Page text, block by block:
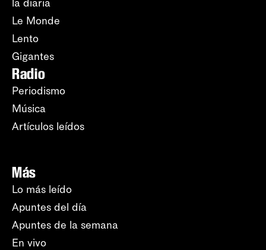
la diaria
Le Monde
Lento
Gigantes
Radio
Periodismo
Música
Artículos leídos
Más
Lo más leído
Apuntes del día
Apuntes de la semana
En vivo